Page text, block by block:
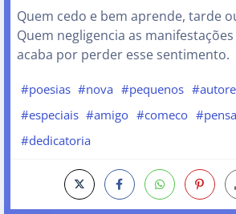
Quem cedo e bem aprende, tarde
Quem negligencia as
acaba por perder esse sentimento.
#poesias #nova #pequenos
#especiais #amigo #comeco
#dedicatoria